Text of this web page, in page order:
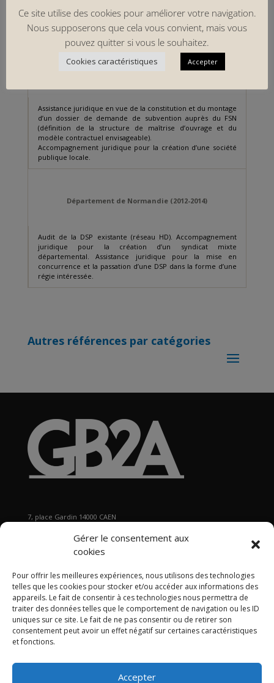
Gérer le consentement aux
cookies
Pour offrir les meilleures expériences, nous utilisons des technologies
telles que les cookies pour stocker et/ou accéder aux informations des
appareils. Le fait de consentir à ces technologies nous permettra de
traiter des données telles que le comportement de navigation ou les ID
uniques sur ce site. Le fait de ne pas consentir ou de retirer son
consentement peut avoir un effet négatif sur certaines caractéristiques
et fonctions.
Accepter
analyse stratégique de maintien des équipements.
Département de Franche-Comté (2014-2015)
Assistance juridique en vue de la constitution et du montage
d’un dossier de demande de subvention auprès du FSN
(définition de la structure de maîtrise d’ouvrage et du
modèle contractuel envisageable).
Accompagnement juridique pour la création d’une société
publique locale.
Département de Normandie (2012-2014)
Audit de la DSP existante (réseau HD). Accompagnement
juridique pour la création d’un syndicat mixte
départemental. Assistance juridique pour la mise en
concurrence et la passation d’une DSP dans la forme d’une
régie intéressée.
Autres références par catégories
7, place Gardin 14000 CAEN
ecretariat@gb2a.fr
Nos bureaux
Caen • Paris • Marseille Lyon• Nancy • Lille •Bordeaux •
International
Ce site utilise des cookies pour améliorer votre navigation.
Nous supposerons que cela vous convient, mais vous
pouvez quitter si vous le souhaitez.
Cookies caractéristiques Accepter